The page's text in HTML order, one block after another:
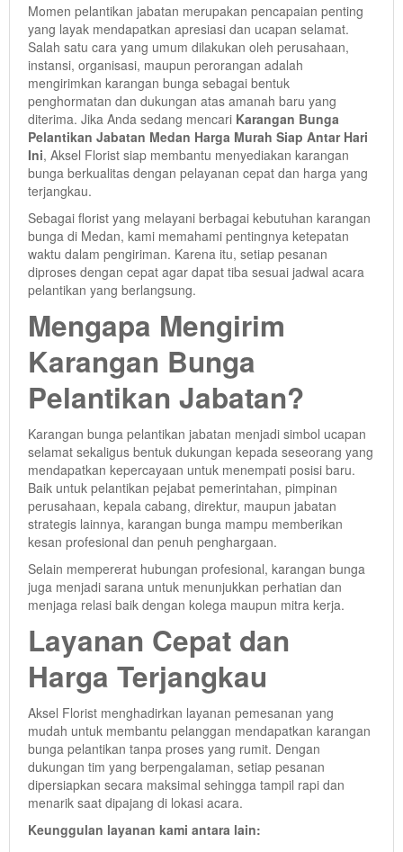
Momen pelantikan jabatan merupakan pencapaian penting
yang layak mendapatkan apresiasi dan ucapan selamat.
Salah satu cara yang umum dilakukan oleh perusahaan,
instansi, organisasi, maupun perorangan adalah
mengirimkan karangan bunga sebagai bentuk
penghormatan dan dukungan atas amanah baru yang
diterima. Jika Anda sedang mencari Karangan Bunga
Pelantikan Jabatan Medan Harga Murah Siap Antar Hari
Ini, Aksel Florist siap membantu menyediakan karangan
bunga berkualitas dengan pelayanan cepat dan harga yang
terjangkau.
Sebagai florist yang melayani berbagai kebutuhan karangan
bunga di Medan, kami memahami pentingnya ketepatan
waktu dalam pengiriman. Karena itu, setiap pesanan
diproses dengan cepat agar dapat tiba sesuai jadwal acara
pelantikan yang berlangsung.
Mengapa Mengirim
Karangan Bunga
Pelantikan Jabatan?
Karangan bunga pelantikan jabatan menjadi simbol ucapan
selamat sekaligus bentuk dukungan kepada seseorang yang
mendapatkan kepercayaan untuk menempati posisi baru.
Baik untuk pelantikan pejabat pemerintahan, pimpinan
perusahaan, kepala cabang, direktur, maupun jabatan
strategis lainnya, karangan bunga mampu memberikan
kesan profesional dan penuh penghargaan.
Selain mempererat hubungan profesional, karangan bunga
juga menjadi sarana untuk menunjukkan perhatian dan
menjaga relasi baik dengan kolega maupun mitra kerja.
Layanan Cepat dan
Harga Terjangkau
Aksel Florist menghadirkan layanan pemesanan yang
mudah untuk membantu pelanggan mendapatkan karangan
bunga pelantikan tanpa proses yang rumit. Dengan
dukungan tim yang berpengalaman, setiap pesanan
dipersiapkan secara maksimal sehingga tampil rapi dan
menarik saat dipajang di lokasi acara.
Keunggulan layanan kami antara lain: